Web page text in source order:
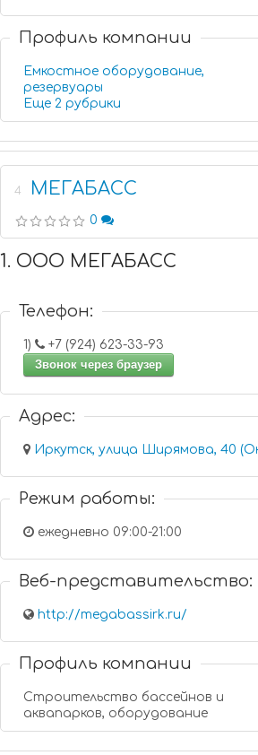
Профиль компании
Емкостное оборудование,
резервуары
Еще 2 рубрики
4 МЕГАБАСС
0
1. ООО МЕГАБАСС
Телефон:
1)
+7 (924) 623-33-93
Звонок через браузер
Адрес:
Режим работы:
ежедневно 09:00-21:00
Веб-представительство:
http://megabassirk.ru/
Профиль компании
Строительство бассейнов и
аквапарков, оборудование